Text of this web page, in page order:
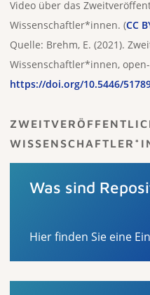
Video über das
Wissenschaftler*innen. (CC
Quelle: Brehm, E. (2021).
Wissenschaftler*innen,
https://doi.org/10.5446/
Was sind
Hier finden Sie eine